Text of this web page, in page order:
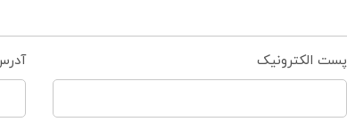
پست الکترونیک